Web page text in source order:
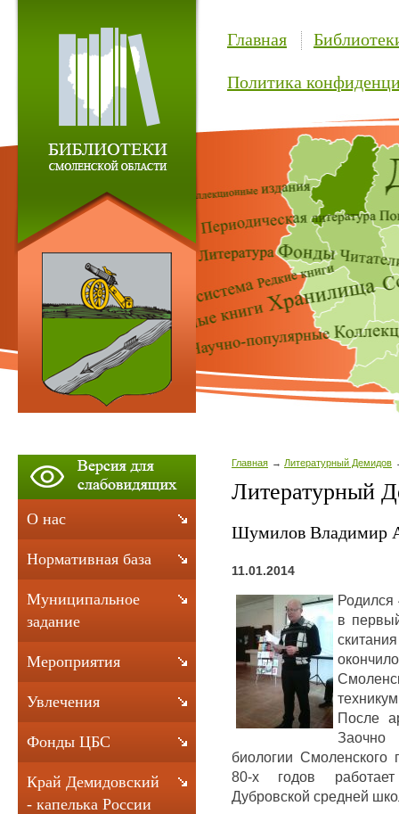
Главная
Политика
Главная Литературный Демидов
Литературный
Шумилов Владимир
11.01.2014
в
После
Заочно
биологии Смоленского
80-х годов
Дубровской средней
О нас
Нормативная база
Муниципальное
задание
Мероприятия
Увлечения
Фонды ЦБС
Край Демидовский
- капелька России